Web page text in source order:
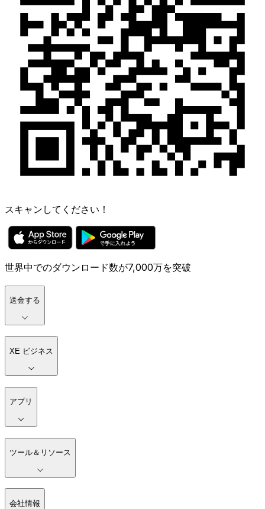
スキャンしてください！
世界中でのダウンロード数が7,000万を突破
送金する
XE ビジネス
アプリ
ツール＆リソース
会社情報